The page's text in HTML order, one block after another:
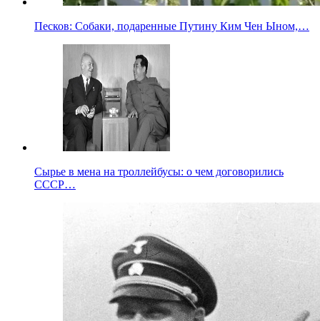
Песков: Собаки, подаренные Путину Ким Чен Ыном,…
Сырье в мена на троллейбусы: о чем договорились
СССР…